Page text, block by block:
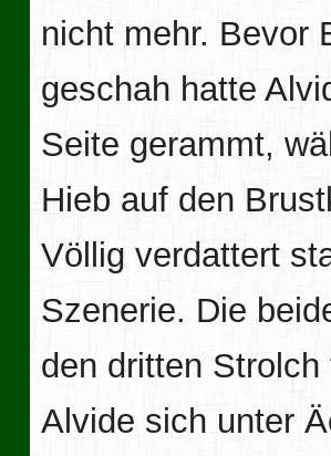
nicht mehr. Bevor
geschah hatte
Seite gerammt,
Hieb auf den
Völlig verdattert
Szenerie. Die
den dritten
Alvide sich unter